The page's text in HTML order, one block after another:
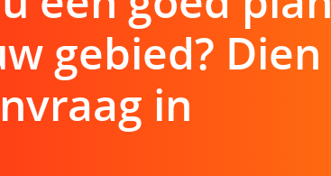
gebied? Dien
in